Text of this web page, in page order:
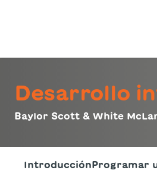
Desarrollo
Baylor Scott & White
IntroducciónProgramar